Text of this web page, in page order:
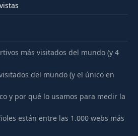
más visitados del mundo (y 4
del mundo (y el único en
y por qué lo usamos para medir la
están entre las 1.000 webs más